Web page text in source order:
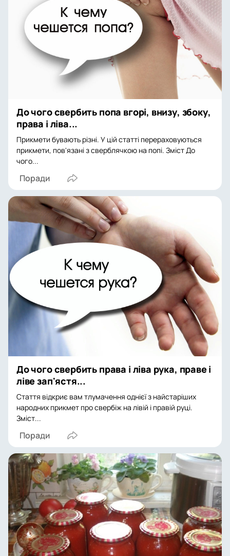
До чого свербить попа вгорі, внизу, збоку,
права і ліва...
Прикмети бувають різні. У цій статті перераховуються
прикмети, пов'язані з сверблячкою на попі. Зміст До
чого...
Поради
До чого свербить права і ліва рука, праве і
ліве зап'ястя...
Стаття відкриє вам тлумачення однієї з найстаріших
народних прикмет про свербіж на лівій і правій руці.
Зміст...
Поради